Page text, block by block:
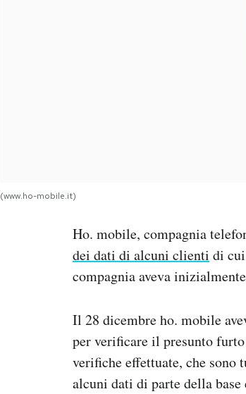
(www.ho-mobile.it)
Ho. mobile, compagnia
dei dati di alcuni clienti di
compagnia aveva
Il 28 dicembre ho. mobile
per verificare il presunto
verifiche effettuate, che sono
alcuni dati di parte della